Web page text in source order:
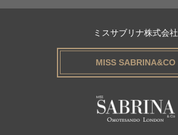
ミスサブリナ株式会社
MISS SABRINA&CO